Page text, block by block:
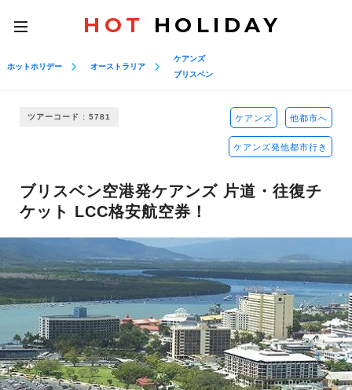
toggle
navigation
HOT HOLIDAY
ホットホリデー オーストラリア
ケアンズ
ブリスベン
ツアーコード : 5781 ケアンズ 他都市へ
ケアンズ発他都市行き
ブリスベン空港発ケアンズ 片道・往復チ
ケット LCC格安航空券！